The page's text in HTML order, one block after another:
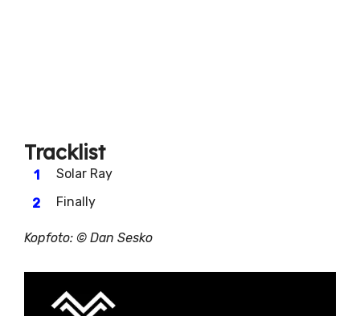
Tracklist
Solar Ray
Finally
Kopfoto: © Dan Sesko